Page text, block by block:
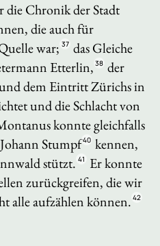
dieChronik der Stadt
die auch für
war; 37 das Gleiche
Etterlin, 38 der
dem Eintritt Zürichs in
und die Schlacht von
konnte gleichfalls
Stumpf40 kennen,
stützt. 41
Er konnte
zurückgreifen, die wir
alle aufzählen können. 42